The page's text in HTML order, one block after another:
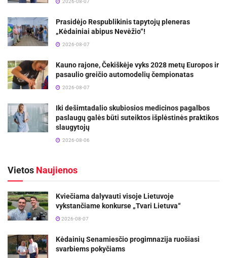
2026-08-07
Prasidėjo Respublikinis tapytojų pleneras
„Kėdainiai abipus Nevėžio“!
2026-08-07
Kauno rajone, Čekiškėje vyks 2028 metų Europos ir
pasaulio greičio automodelių čempionatas
2026-08-07
Iki dešimtadalio skubiosios medicinos pagalbos
paslaugų galės būti suteiktos išplėstinės praktikos
slaugytojų
2026-08-06
Vietos Naujienos
Kviečiama dalyvauti visoje Lietuvoje
vykstančiame konkurse „Tvari Lietuva“
2026-08-07
Kėdainių Senamiesčio progimnazija ruošiasi
svarbiems pokyčiams